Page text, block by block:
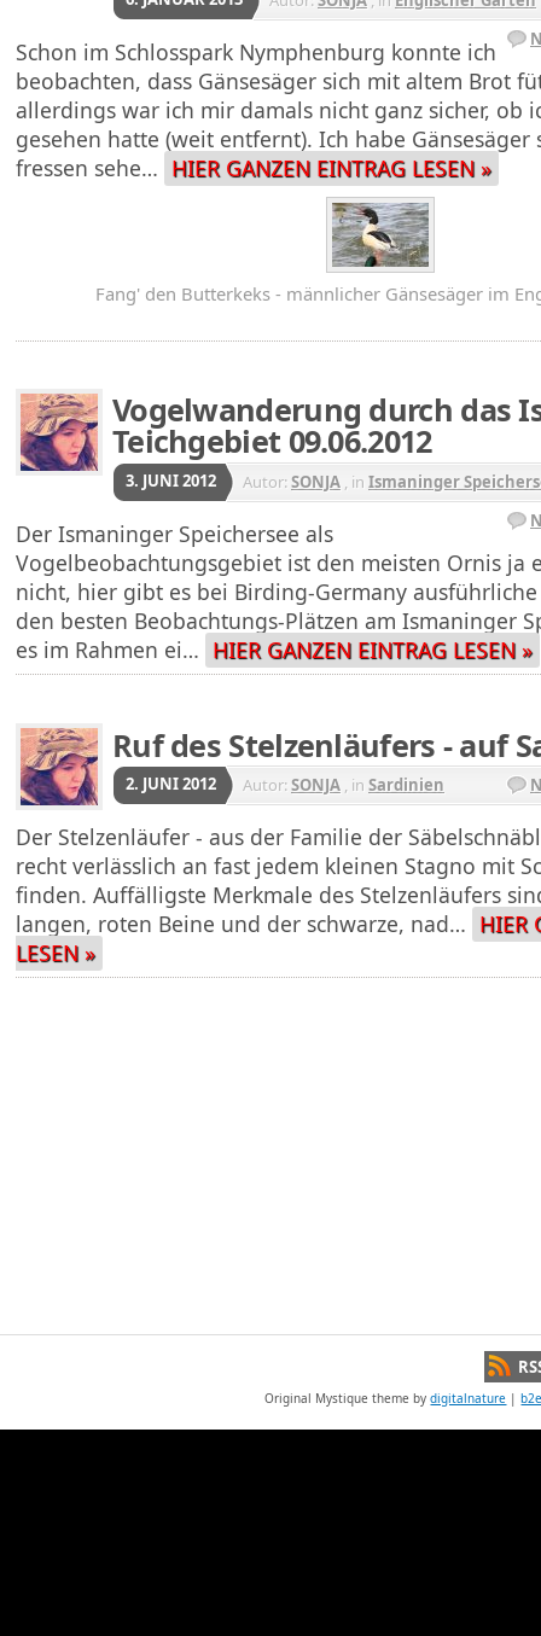
Schon im Schlosspark Nymphenburg konnte ich
beobachten, dass Gänsesäger sich mit altem Brot
allerdings war ich mir damals nicht ganz sicher, ob
gesehen hatte (weit entfernt). Ich habe Gänsesäger
fressen sehe… HIER GANZEN EINTRAG LESEN »
Fang' den Butterkeks - männlicher Gänsesäger im
Vogelwanderung durch das
Teichgebiet 09.06.2012
3. JUNI 2012 Autor:SONJA , in Ismaninger
Der Ismaninger Speichersee als
Vogelbeobachtungsgebiet ist den meisten Ornis ja
nicht, hier gibt es bei Birding-Germany
den besten Beobachtungs-Plätzen am Ismaninger
es im Rahmen ei… HIER GANZEN EINTRAG LESEN »
Ruf des Stelzenläufers - auf
2. JUNI 2012 Autor:SONJA , in Sardinien
Der Stelzenläufer - aus der Familie der
recht verlässlich an fast jedem kleinen Stagno mit
finden. Auffälligste Merkmale des Stelzenläufers
langen, roten Beine und der schwarze, nad… HIER
LESEN »
Original Mystique theme bydigitalnature |